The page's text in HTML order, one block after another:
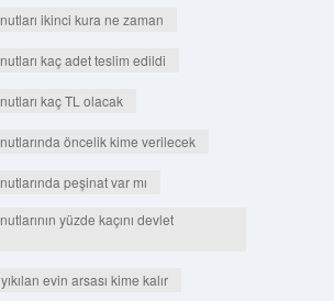
ikinci kura ne zaman
kaç adet teslim edildi
kaç TL olacak
öncelik kime verilecek
peşinat var mı
yüzde kaçını devlet
evin arsası kime kalır